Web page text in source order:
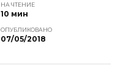
НА ЧТЕНИЕ
10 мин
ОПУБЛИКОВАНО
07/05/2018